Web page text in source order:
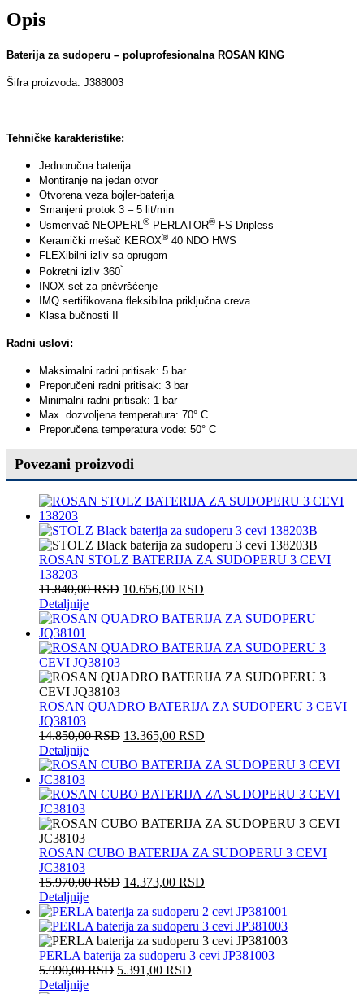
Opis
Baterija za sudoperu – poluprofesionalna ROSAN KING
Šifra proizvoda: J388003
Tehničke karakteristike:
Jednoručna baterija
Montiranje na jedan otvor
Otvorena veza bojler-baterija
Smanjeni protok 3 – 5 lit/min
Usmerivač NEOPERL® PERLATOR® FS Dripless
Keramički mešač KEROX® 40 NDO HWS
FLEXibilni izliv sa oprugom
Pokretni izliv 360°
INOX set za pričvršćenje
IMQ sertifikovana fleksibilna priključna creva
Klasa bučnosti II
Radni uslovi:
Maksimalni radni pritisak: 5 bar
Preporučeni radni pritisak: 3 bar
Minimalni radni pritisak: 1 bar
Max. dozvoljena temperatura: 70° C
Preporučena temperatura vode: 50° C
Povezani proizvodi
ROSAN STOLZ BATERIJA ZA SUDOPERU 3 CEVI
138203
11.840,00RSD 10.656,00 RSD
Detaljnije
ROSAN QUADRO BATERIJA ZA SUDOPERU 3 CEVI
JQ38103
14.850,00RSD 13.365,00 RSD
Detaljnije
ROSAN CUBO BATERIJA ZA SUDOPERU 3 CEVI
JC38103
15.970,00RSD 14.373,00 RSD
Detaljnije
PERLA baterija za sudoperu 3 cevi JP381003
5.990,00RSD 5.391,00 RSD
Detaljnije